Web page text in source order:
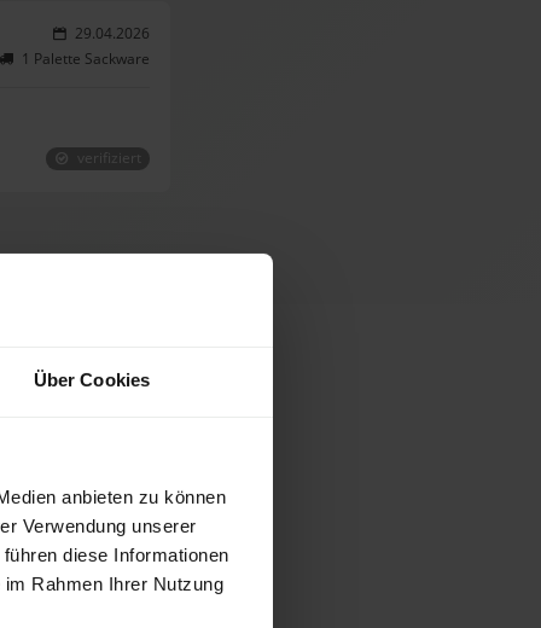
Über Cookies
anbieten zu können
Verwendung unserer
diese Informationen
Rahmen Ihrer Nutzung
29.04.2026
1 Palette Sackware
verifiziert
e.K.